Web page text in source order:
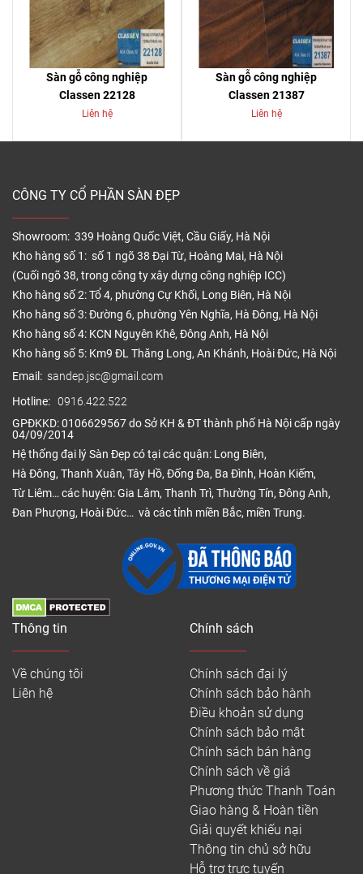
Sàn gỗ công nghiệp
Classen 22128
Liên hệ
Sàn gỗ công nghiệp
Classen 21387
Liên hệ
CÔNG TY CỔ PHẦN SÀN ĐẸP
Showroom: 339 Hoàng Quốc Việt, Cầu Giấy, Hà Nội
Kho hàng số 1: số 1 ngõ 38 Đại Từ, Hoàng Mai, Hà Nội
(Cuối ngõ 38, trong công ty xây dựng công nghiệp ICC)
Kho hàng số 2: Tổ 4, phường Cự Khối, Long Biên, Hà Nội
Kho hàng số 3: Đường 6, phường Yên Nghĩa, Hà Đông, Hà Nội
Kho hàng số 4: KCN Nguyên Khê, Đông Anh, Hà Nội
Kho hàng số 5: Km9 ĐL Thăng Long, An Khánh, Hoài Đức, Hà Nội
Email: sandep.jsc@gmail.com
Hotline: 0916.422.522
GPĐKKD: 0106629567 do Sở KH & ĐT thành phố Hà Nội cấp ngày
04/09/2014
Hệ thống đại lý Sàn Đẹp có tại các quận: Long Biên,
Hà Đông, Thanh Xuân, Tây Hồ, Đống Đa, Ba Đình, Hoàn Kiếm,
Từ Liêm… các huyện: Gia Lâm, Thanh Trì, Thường Tín, Đông Anh,
Đan Phượng, Hoài Đức… và các tỉnh miền Bắc, miền Trung.
Thông tin
Về chúng tôi
Liên hệ
Chính sách
Chính sách đại lý
Chính sách bảo hành
Điều khoản sử dụng
Chính sách bảo mật
Chính sách bán hàng
Chính sách về giá
Phương thức Thanh Toán
Giao hàng & Hoàn tiền
Giải quyết khiếu nại
Thông tin chủ sở hữu
Hỗ trợ trực tuyến